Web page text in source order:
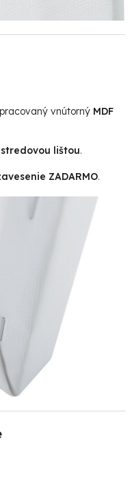
vnútorný MDF
stredovou lištou.
ZADARMO.